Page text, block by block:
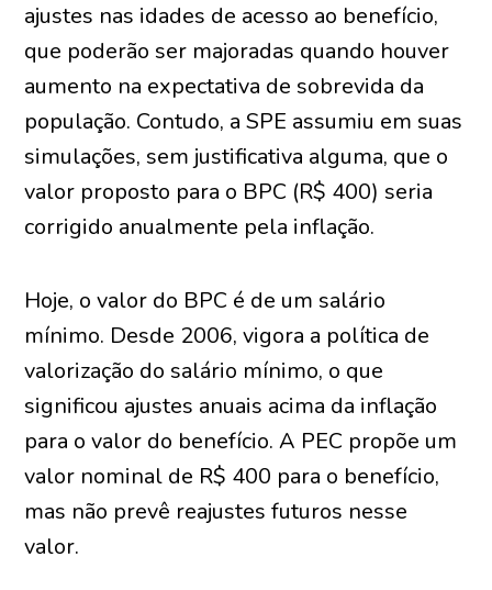
ajustes nas idades de acesso ao benefício,
que poderão ser majoradas quando houver
aumento na expectativa de sobrevida da
população. Contudo, a SPE assumiu em suas
simulações, sem justificativa alguma, que o
valor proposto para o BPC (R$ 400) seria
corrigido anualmente pela inflação.
Hoje, o valor do BPC é de um salário
mínimo. Desde 2006, vigora a política de
valorização do salário mínimo, o que
significou ajustes anuais acima da inflação
para o valor do benefício. A PEC propõe um
valor nominal de R$ 400 para o benefício,
mas não prevê reajustes futuros nesse
valor.